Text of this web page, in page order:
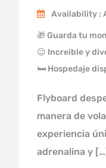
Availability :
🎁 Guarda tu
😉 Increible y
🛏 Hospedaje
Flyboard
manera de
experiencia
adrenalina y